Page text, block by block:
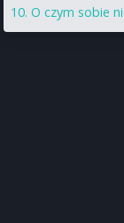
O czym sobie